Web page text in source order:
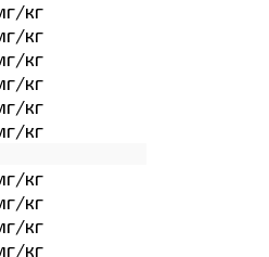
кг
кг
кг
кг
кг
кг
кг
кг
кг
кг